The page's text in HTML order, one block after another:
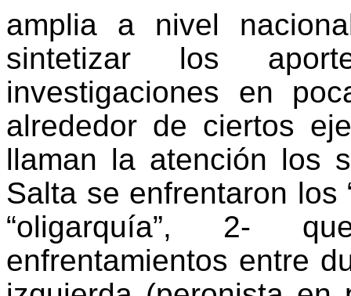
amplia a nivel
sintetizar los
investigaciones en
alrededor de ciertos
llaman la atención los
Salta se enfrentaron los
“oligarquía”, 2-
enfrentamientos entre